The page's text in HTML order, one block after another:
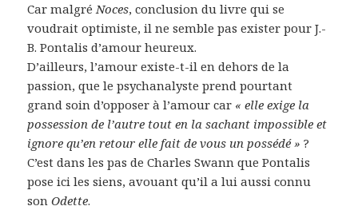
Car malgréNoces, conclusion du livre qui se
voudrait optimiste, il ne semble pas exister pour J.-
B. Pontalis d’amour heureux.
D’ailleurs, l’amour existe-t-il en dehors de la
passion, que le psychanalyste prend pourtant
grand soin d’opposer à l’amour car « elle exige la
possession de l’autre tout en la sachant impossible et
ignore qu’en retour elle fait de vous un possédé » ?
C’est dans les pas de Charles Swann que Pontalis
pose ici les siens, avouant qu’il a lui aussi connu
sonOdette.